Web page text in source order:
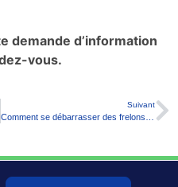
demande d’information
vous.
Suivant
Comment se débarrasser des frelons efficacement ?